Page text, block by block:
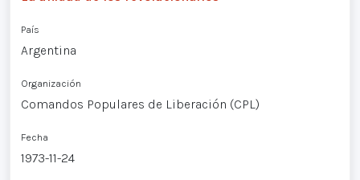
País
Argentina
Organización
Comandos Populares de Liberación (CPL)
Fecha
1973-11-24